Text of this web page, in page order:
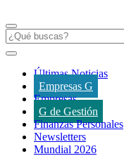
Últimas Noticias
Empresas G
Empresas
G de Gestión
Finanzas Personales
Newsletters
Mundial 2026